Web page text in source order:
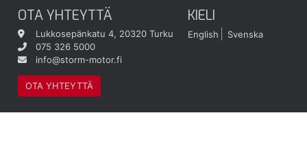
OTA YHTEYTTÄ
Lukkosepänkatu 4, 20320 Turku
075 326 5000
info@storm-motor.fi
OTA YHTEYTTÄ
KIELI
English Svenska